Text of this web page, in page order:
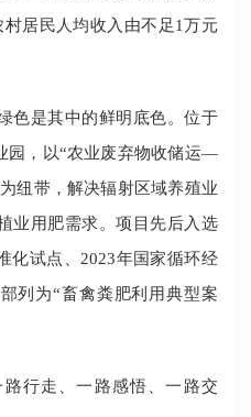
居民人均收入由不足1万元
是其中的鲜明底色。位于
园，以“农业废弃物收储运―
纽带，解决辐射区域养殖业
业用肥需求。项目先后入选
化试点、2023年国家循环经
列为“畜禽粪肥利用典型案
行走、一路感悟、一路交